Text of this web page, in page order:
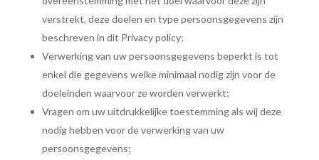
verstrekt, deze doelen en type persoonsgegevens zijn
beschreven in dit Privacy policy;
Verwerking van uw persoonsgegevens beperkt is tot
enkel die gegevens welke minimaal nodig zijn voor de
doeleinden waarvoor ze worden verwerkt;
Vragen om uw uitdrukkelijke toestemming als wij deze
nodig hebben voor de verwerking van uw
persoonsgegevens;